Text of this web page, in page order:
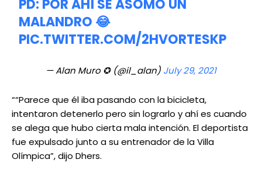
PD: POR AHÍ SE ASOMÓ UN
MALANDRO 😂
PIC.TWITTER.COM/2HVORTESKP
— Alan Muro ✪ (@il_alan) July 29, 2021
““Parece que él iba pasando con la bicicleta,
intentaron detenerlo pero sin lograrlo y ahí es cuando
se alega que hubo cierta mala intención. El deportista
fue expulsado junto a su entrenador de la Villa
Olímpica”, dijo Dhers.